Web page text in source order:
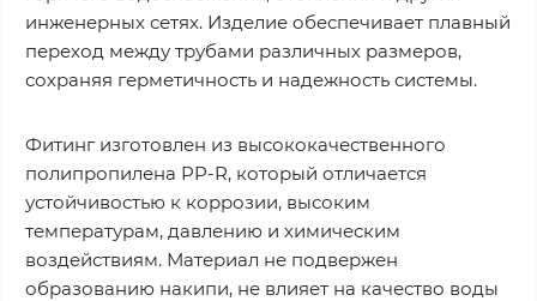
инженерных сетях. Изделие обеспечивает плавный
переход между трубами различных размеров,
сохраняя герметичность и надежность системы.
Фитинг изготовлен из высококачественного
полипропилена PP-R, который отличается
устойчивостью к коррозии, высоким
температурам, давлению и химическим
воздействиям. Материал не подвержен
образованию накипи, не влияет на качество воды